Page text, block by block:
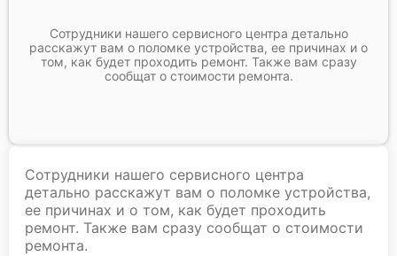
Сотрудники нашего сервисного центра детально
расскажут вам о поломке устройства, ее причинах и о
том, как будет проходить ремонт. Также вам сразу
сообщат о стоимости ремонта.
Сотрудники нашего сервисного центра
детально расскажут вам о поломке устройства,
ее причинах и о том, как будет проходить
ремонт. Также вам сразу сообщат о стоимости
ремонта.